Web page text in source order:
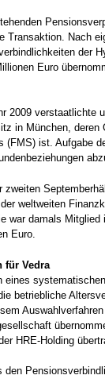
Transaktion. Nach
der
Euro
2009 verstaatlichte
in München, deren
(FMS) ist. Aufgabe
zweiten
weltweiten
war damals
Euro.
für Vedra
eines
betriebliche
HRE-Holding
den